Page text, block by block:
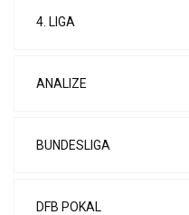
4. LIGA
ANALIZE
BUNDESLIGA
DFB POKAL